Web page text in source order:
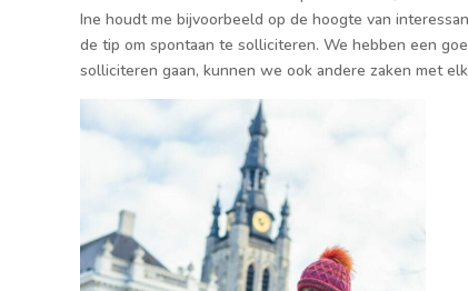
Ine houdt me bijvoorbeeld op de hoogte van
de tip om spontaan te sollici­teren. We hebben een
solliciteren gaan, kunnen we ook andere zaken met